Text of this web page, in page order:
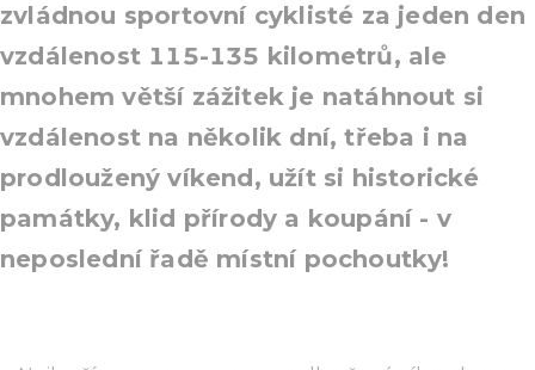
zvládnou sportovní cyklisté za jeden den
vzdálenost 115-135 kilometrů, ale
mnohem větší zážitek je natáhnout si
vzdálenost na několik dní, třeba i na
prodloužený víkend, užít si historické
památky, klid přírody a koupání - v
neposlední řadě místní pochoutky!